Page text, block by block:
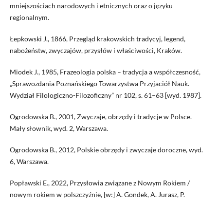
mniejszościach narodowych i etnicznych oraz o języku
regionalnym.
Łepkowski J., 1866, Przegląd krakowskich tradycyj, legend,
nabożeństw, zwyczajów, przysłów i właściwości, Kraków.
Miodek J., 1985, Frazeologia polska – tradycja a współczesność,
„Sprawozdania Poznańskiego Towarzystwa Przyjaciół Nauk.
Wydział Filologiczno-Filozoficzny” nr 102, s. 61–63 [wyd. 1987].
Ogrodowska B., 2001, Zwyczaje, obrzędy i tradycje w Polsce.
Mały słownik, wyd. 2, Warszawa.
Ogrodowska B., 2012, Polskie obrzędy i zwyczaje doroczne, wyd.
6, Warszawa.
Popławski E., 2022, Przysłowia związane z Nowym Rokiem /
nowym rokiem w polszczyźnie, [w:] A. Gondek, A. Jurasz, P.